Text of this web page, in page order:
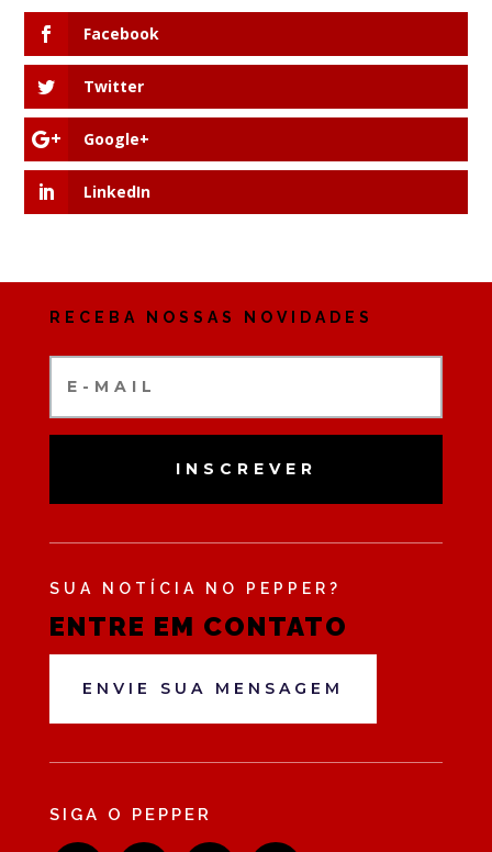
Facebook
Twitter
Google+
LinkedIn
RECEBA NOSSAS NOVIDADES
INSCREVER
SUA NOTÍCIA NO PEPPER?
ENTRE EM CONTATO
ENVIE SUA MENSAGEM
SIGA O PEPPER